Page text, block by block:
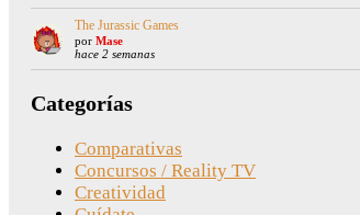
The Jurassic Games
por Mase
hace 2 semanas
Categorías
Comparativas
Concursos / Reality TV
Creatividad